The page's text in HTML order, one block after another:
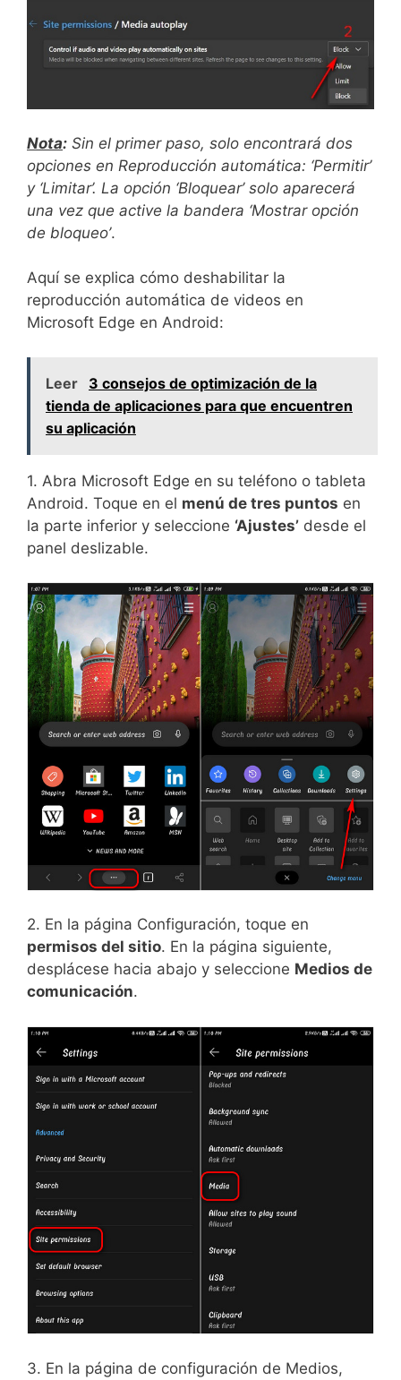
Nota: Sin el primer paso, solo encontrará dos
opciones en Reproducción automática: ‘Permitir’
y ‘Limitar’. La opción ‘Bloquear’ solo aparecerá
una vez que active la bandera ‘Mostrar opción
de bloqueo’.
Aquí se explica cómo deshabilitar la
reproducción automática de videos en
Microsoft Edge en Android:
Leer
3 consejos de optimización de la
tienda de aplicaciones para que encuentren
su aplicación
1. Abra Microsoft Edge en su teléfono o tableta
Android. Toque en el menú de tres puntos en
la parte inferior y seleccione ‘Ajustes’ desde el
panel deslizable.
2. En la página Configuración, toque en
permisos del sitio. En la página siguiente,
desplácese hacia abajo y seleccione Medios de
comunicación.
3. En la página de configuración de Medios,